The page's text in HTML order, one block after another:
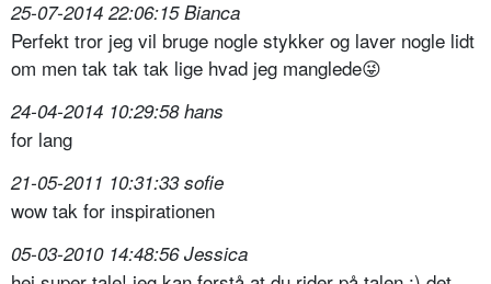
25-07-2014 22:06:15 Bianca
Perfekt tror jeg vil bruge nogle stykker og laver nogle lidt
om men tak tak tak lige hvad jeg manglede😜
24-04-2014 10:29:58 hans
for lang
21-05-2011 10:31:33 sofie
wow tak for inspirationen
05-03-2010 14:48:56 Jessica